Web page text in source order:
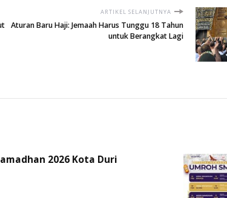
ARTIKEL SELANJUTNYA
Aturan Baru Haji: Jemaah Harus Tunggu 18 Tahun
untuk Berangkat Lagi
2026 Kota Duri